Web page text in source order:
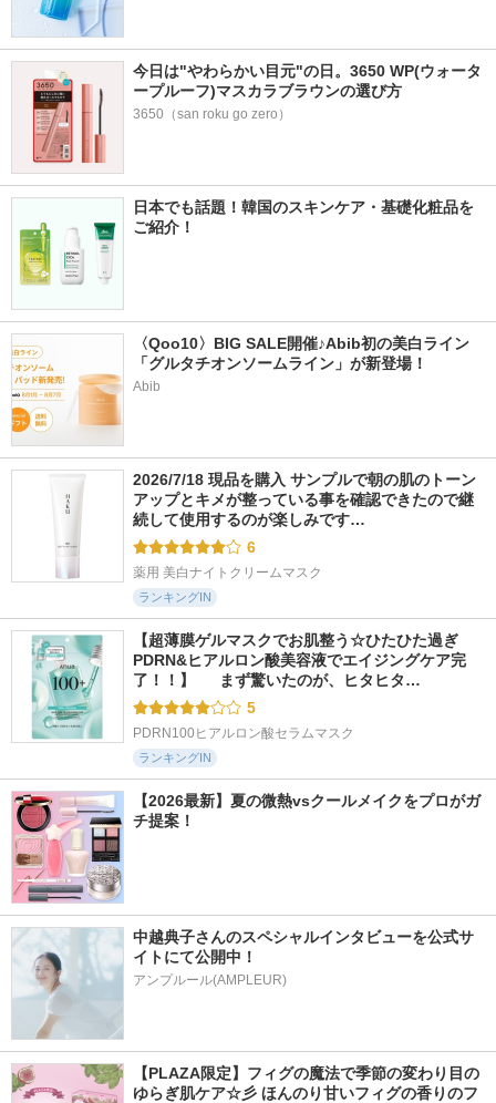
今日は"やわらかい目元"の日。3650 WP(ウォータ
ープルーフ)マスカラブラウンの選び方
3650（san roku go zero）
日本でも話題！韓国のスキンケア・基礎化粧品を
ご紹介！
〈Qoo10〉BIG SALE開催♪Abib初の美白ライン
「グルタチオンソームライン」が新登場！
Abib
2026/7/18 現品を購入 サンプルで朝の肌のトーン
アップとキメが整っている事を確認できたので継
続して使用するのが楽しみです…
6
薬用 美白ナイトクリームマスク
ランキングIN
【超薄膜ゲルマスクでお肌整う☆ひたひた過ぎ
PDRN&ヒアルロン酸美容液でエイジングケア完
了！！】  　まず驚いたのが、ヒタヒタ…
5
PDRN100ヒアルロン酸セラムマスク
ランキングIN
【2026最新】夏の微熱vsクールメイクをプロがガ
チ提案！
中越典子さんのスペシャルインタビューを公式サ
イトにて公開中！
アンプルール(AMPLEUR)
【PLAZA限定】フィグの魔法で季節の変わり目の
ゆらぎ肌ケア☆彡 ほんのり甘いフィグの香りのフ